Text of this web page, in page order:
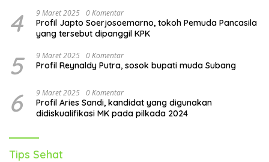
4 9 Maret 2025 0 Komentar
Profil Japto Soerjosoemarno, tokoh Pemuda Pancasila
yang tersebut dipanggil KPK
5 9 Maret 2025 0 Komentar
Profil Reynaldy Putra, sosok bupati muda Subang
6 9 Maret 2025 0 Komentar
Profil Aries Sandi, kandidat yang digunakan
didiskualifikasi MK pada pilkada 2024
Tips Sehat